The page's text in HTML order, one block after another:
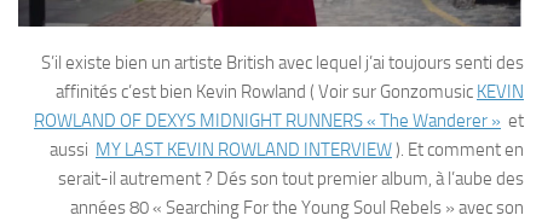
S’il existe bien un artiste British avec lequel j’ai toujours senti des
affinités c’est bien Kevin Rowland ( Voir sur Gonzomusic KEVIN
ROWLAND OF DEXYS MIDNIGHT RUNNERS « The Wanderer » et
aussi MY LAST KEVIN ROWLAND INTERVIEW ). Et comment en
serait-il autrement ? Dés son tout premier album, à l’aube des
années 80 « Searching For the Young Soul Rebels » avec son